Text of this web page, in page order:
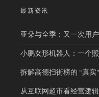
最新资讯
亚朵与全季：又一次用
小鹏女形机器人：一个
拆解高德扫街榜的 “真实
从互联网超市看经营逻